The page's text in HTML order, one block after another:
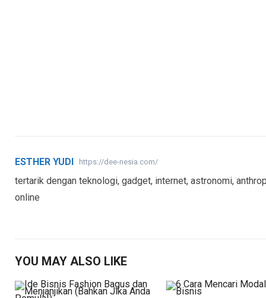
ESTHER YUDI https://dee-nesia.com/
tertarik dengan teknologi, gadget, internet, astronomi,
online
YOU MAY ALSO LIKE